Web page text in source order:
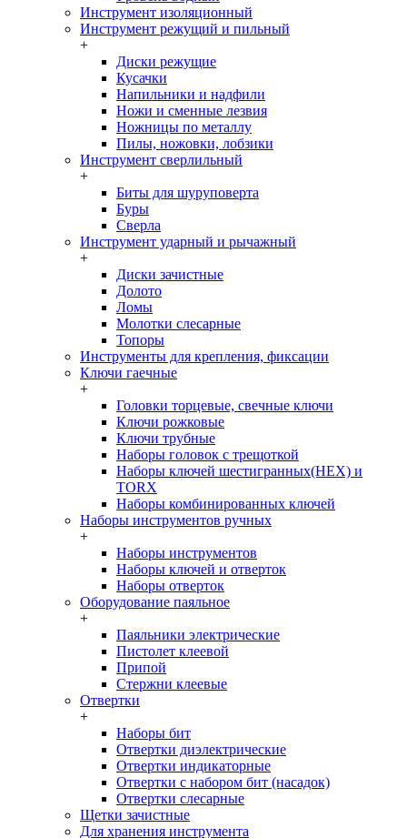
Инструмент изоляционный
Инструмент режущий и пильный
+
Диски режущие
Кусачки
Напильники и надфили
Ножи и сменные лезвия
Ножницы по металлу
Пилы, ножовки, лобзики
Инструмент сверлильный
+
Биты для шуруповерта
Буры
Сверла
Инструмент ударный и рычажный
+
Диски зачистные
Долото
Ломы
Молотки слесарные
Топоры
Инструменты для крепления, фиксации
Ключи гаечные
+
Головки торцевые, свечные ключи
Ключи рожковые
Ключи трубные
Наборы головок c трещоткой
Наборы ключей шестигранных(HEX) и
TORX
Наборы комбинированных ключей
Наборы инструментов ручных
+
Наборы инструментов
Наборы ключей и отверток
Наборы отверток
Оборудование паяльное
+
Паяльники электрические
Пистолет клеевой
Припой
Стержни клеевые
Отвертки
+
Наборы бит
Отвертки диэлектрические
Отвертки индикаторные
Отвертки с набором бит (насадок)
Отвертки слесарные
Щетки зачистные
Для хранения инструмента